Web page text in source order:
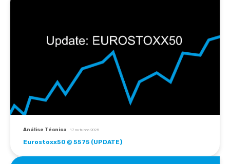
Análise Técnica 17 outubro 2025
Eurostoxx50 @ 5575 (UPDATE)